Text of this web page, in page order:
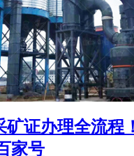
矿证办理全流程
家号